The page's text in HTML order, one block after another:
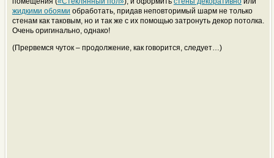
жидкими обоями обработать, придав неповторимый шарм не только
стенам как таковым, но и так же с их помощью затронуть декор потолка.
Очень оригинально, однако!
(Прервемся чуток – продолжение, как говорится, следует…)